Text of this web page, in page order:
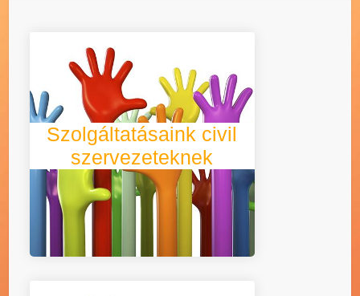
Szolgáltatásaink civil
szervezeteknek
Tevékenységünk több mint 10
évében számos civil szervezet,
többségében alapítvány és
egyesület létrehozásában
működtünk közre, és több, mint
300 civil szervezet vette
igénybe szolgáltatási
csomagunk bemutatott
elemeinek legalább egyikét.